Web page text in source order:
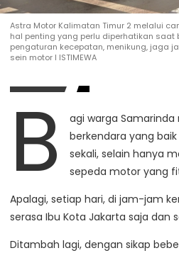
Astra Motor Kalimatan Timur 2 melalui
hal penting yang perlu diperhatikan saat
pengaturan kecepatan, menikung, jaga
sein motor I ISTIMEWA
B
agi warga
berkendara yang
sekali, selain hanya
sepeda motor yang
Apalagi, setiap hari, di jam-jam
serasa Ibu Kota Jakarta saja dan
Ditambah lagi, dengan sikap